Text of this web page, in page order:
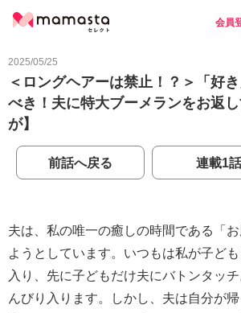
会員
2025/05/25
＜ロングヘアーは禁止！？＞「好
べき！夫に特大ブーメランをお返
が】
前話へ戻る 連載1
夫は、私の唯一の癒しの時間である「
ようとしています。いつもは私が子ど
入り、先に子どもだけ夫にバトンタッ
んびり入ります。しかし、夫は自分が